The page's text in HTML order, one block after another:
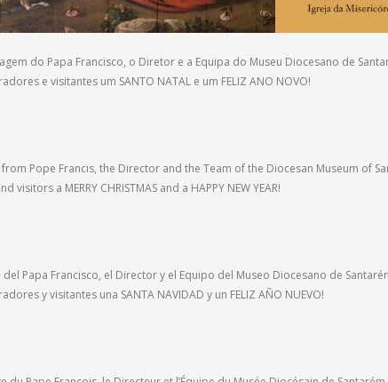
do Papa Francisco, o Diretor e a Equipa do Museu Diocesano de
e visitantes um SANTO NATAL e um FELIZ ANO NOVO!
Pope Francis, the Director and the Team of the Diocesan Museum of
visitors a MERRY CHRISTMAS and a HAPPY NEW YEAR!
del Papa Francisco, el Director y el Equipo del Museo Diocesano de
y visitantes una SANTA NAVIDAD y un FELIZ AÑO NUEVO!